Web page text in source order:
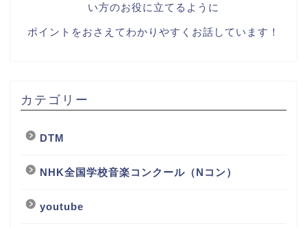
い方のお役に立てるように
ポイントをおさえてわかりやすくお話しています！
カテゴリー
DTM
NHK全国学校音楽コンクール（Nコン）
youtube